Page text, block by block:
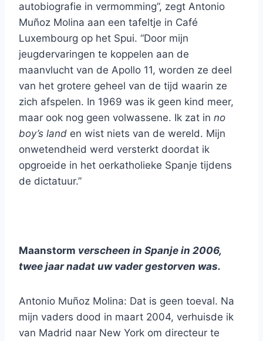
autobiografie in vermomming”, zegt Antonio
Muñoz Molina aan een tafeltje in Café
Luxembourg op het Spui. “Door mijn
jeugdervaringen te koppelen aan de
maanvlucht van de Apollo 11, worden ze deel
van het grotere geheel van de tijd waarin ze
zich afspelen. In 1969 was ik geen kind meer,
maar ook nog geen volwassene. Ik zat in no
boy’s land en wist niets van de wereld. Mijn
onwetendheid werd versterkt doordat ik
opgroeide in het oerkatholieke Spanje tijdens
de dictatuur.”
Maanstorm verscheen in Spanje in 2006,
twee jaar nadat uw vader gestorven was.
Antonio Muñoz Molina: Dat is geen toeval. Na
mijn vaders dood in maart 2004, verhuisde ik
van Madrid naar New York om directeur te